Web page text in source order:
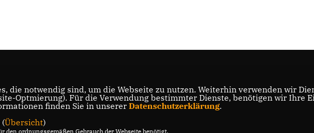
die notwendig sind, um die Webseite zu nutzen. Weiterhin verwenden wir
Optmierung). Für die Verwendung bestimmter Dienste, benötigen wir Ihre
finden Sie in unserer Datenschutzerklärung.
(Übersicht)
den ordnungsgemäßen Gebrauch der Webseite benötigt.